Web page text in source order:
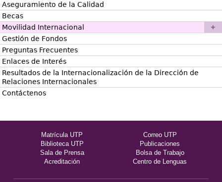
Aseguramiento de la Calidad
Becas
Movilidad Internacional
Gestión de Fondos
Preguntas Frecuentes
Enlaces de Interés
Resultados de la Internacionalización de la Dirección de
Relaciones Internacionales
Contáctenos
Matrícula UTP
Correo UTP
Biblioteca UTP
Publicaciones
Sala de Prensa
Bolsa de Trabajo
Acreditación
Centro de Lenguas